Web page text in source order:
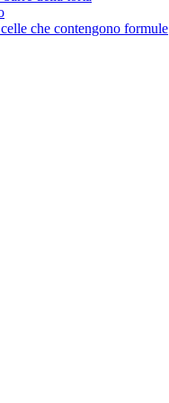
che contengono formule